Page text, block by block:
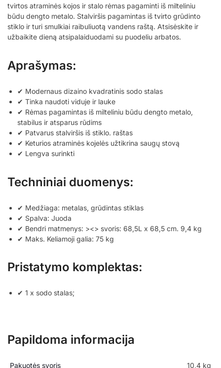
tvirtos atraminės kojos ir stalo rėmas pagaminti iš milteliniu
būdu dengto metalo. Stalviršis pagamintas iš tvirto grūdinto
stiklo ir turi smulkiai raibuliuotą vandens raštą. Atsisėskite ir
užbaikite dieną atsipalaiduodami su puodeliu arbatos.
Aprašymas:
✔ Modernaus dizaino kvadratinis sodo stalas
✔ Tinka naudoti viduje ir lauke
✔ Rėmas pagamintas iš milteliniu būdu dengto metalo,
stabilus ir atsparus rūdims
✔ Patvarus stalviršis iš stiklo. raštas
✔ Keturios atraminės kojelės užtikrina saugų stovą
✔ Lengva surinkti
Techniniai duomenys:
✔ Medžiaga: metalas, grūdintas stiklas
✔ Spalva: Juoda
✔ Bendri matmenys: ><> svoris: 68,5L x 68,5 cm. 9,4 kg
✔ Maks. Keliamoji galia: 75 kg
Pristatymo komplektas:
✔ 1 x sodo stalas;
Papildoma informacija
Pakuotės svoris 10,4 kg